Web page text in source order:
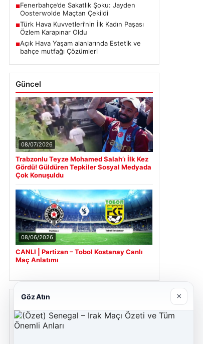
■Fenerbahçe’de Sakatlık Şoku: Jayden
Oosterwolde Maçtan Çekildi
■Türk Hava Kuvvetleri’nin İlk Kadın Paşası
Özlem Karapınar Oldu
■Açık Hava Yaşam alanlarında Estetik ve
bahçe mutfağı Çözümleri
Güncel
08/07/2026
Trabzonlu Teyze Mohamed Salah’ı İlk Kez
Gördü! Güldüren Tepkiler Sosyal Medyada
Çok Konuşuldu
08/06/2026
CANLI | Partizan – Tobol Kostanay Canlı
Maç Anlatımı
Son Eklenen Firmalar
Cengiz Sigorta
Göz Atın ×